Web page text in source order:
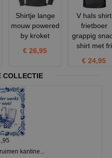
Shirtje lange
mouw powered
by kroket
€ 26,95
V hals shirt
frietboer
grappig
shirt met fri
€ 24,95
COLLECTIE
kantine...